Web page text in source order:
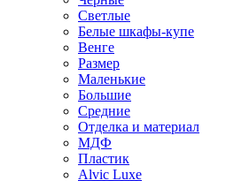
Светлые
Белые шкафы-купе
Венге
Размер
Маленькие
Большие
Средние
Отделка и материал
МДФ
Пластик
Alvic Luxe